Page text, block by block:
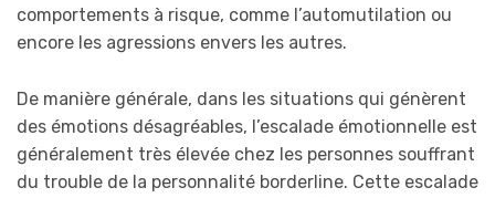
comportements à risque, comme l’automutilation ou
encore les agressions envers les autres.
De manière générale, dans les situations qui génèrent
des émotions désagréables, l’escalade émotionnelle est
généralement très élevée chez les personnes souffrant
du trouble de la personnalité borderline. Cette escalade